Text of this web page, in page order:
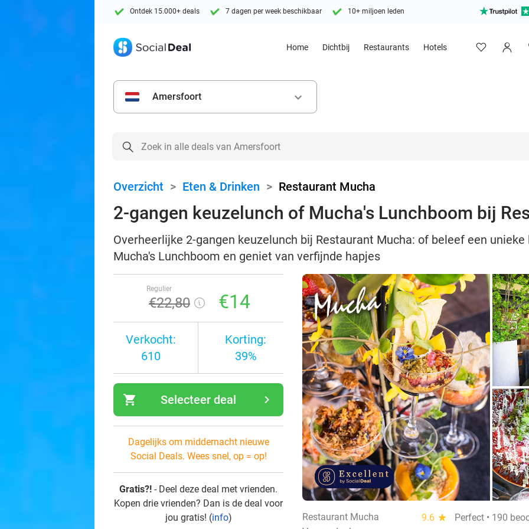
Ontdek 15.000+ deals 7 dagen per week beschikbaar 10+ miljoen leden
Home Dichtbij Restaurants Hotels
Amersfoort keyboard_arrow_down
Overzicht > Eten & Drinken > Restaurant Mucha
2-gangen keuzelunch of Mucha's Lunchboom bij
Overheerlijke 2-gangen keuzelunch bij Restaurant Mucha: of beleef een
Mucha's Lunchboom en geniet van verfijnde hapjes
Regulier
€22,80 €14
Verkocht:
610
Korting:
39%
shopping_cart navigate_next
Selecteer deal
Dagelijks om middernacht nieuwe
Social Deals. Wees snel, op = op!
Gratis?! - Deel deze deal met vrienden.
Kopen drie vrienden? Dan is de deal voor
jou gratis! (info) Restaurant Mucha 9.6 star
Perfect • 190